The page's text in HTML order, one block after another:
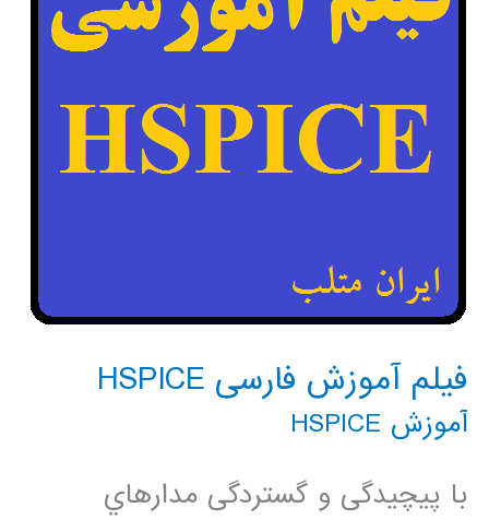
فیلم آموزش فارسی HSPICE
آموزش HSPICE
با پیچیدگی و گستردگی مدارهاي